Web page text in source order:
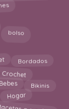
bolso
Bordados
Bikinis
Hogar